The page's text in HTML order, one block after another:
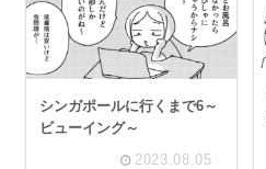
シンガポールに行くまで6～
ビューイング～
2023.08.05